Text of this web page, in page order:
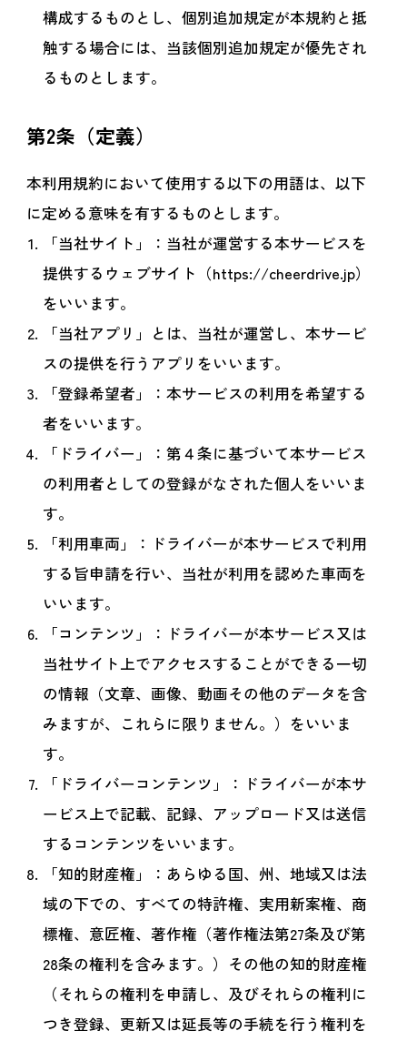
構成するものとし、個別追加規定が本規約と抵
触する場合には、当該個別追加規定が優先され
るものとします。
第2条（定義）
本利用規約において使用する以下の用語は、以下
に定める意味を有するものとします。
「当社サイト」：当社が運営する本サービスを
提供するウェブサイト（https://cheerdrive.jp）
をいいます。
「当社アプリ」とは、当社が運営し、本サービ
スの提供を行うアプリをいいます。
「登録希望者」：本サービスの利用を希望する
者をいいます。
「ドライバー」：第４条に基づいて本サービス
の利用者としての登録がなされた個人をいいま
す。
「利用車両」：ドライバーが本サービスで利用
する旨申請を行い、当社が利用を認めた車両を
いいます。
「コンテンツ」：ドライバーが本サービス又は
当社サイト上でアクセスすることができる一切
の情報（文章、画像、動画その他のデータを含
みますが、これらに限りません。）をいいま
す。
「ドライバーコンテンツ」：ドライバーが本サ
ービス上で記載、記録、アップロード又は送信
するコンテンツをいいます。
「知的財産権」：あらゆる国、州、地域又は法
域の下での、すべての特許権、実用新案権、商
標権、意匠権、著作権（著作権法第27条及び第
28条の権利を含みます。）その他の知的財産権
（それらの権利を申請し、及びそれらの権利に
つき登録、更新又は延長等の手続を行う権利を